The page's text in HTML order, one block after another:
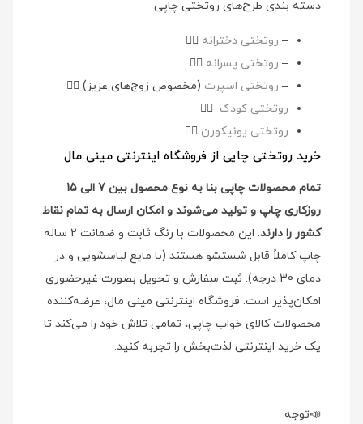
دسته بندی طرح‌های روتختی چاپی
– روتختی دخترانه 👉🏻
– روتختی پسرانه 👉🏻
– روتختی اسپرت (مخصوص زوج‌های عزیز) 👉🏻
روتختی کودک 👉🏻
روتختی یونیکورن 👉🏻
خرید روتختی چاپی از فروشگاه اینترنتی مینی مال
تمام محصولات چاپی بنا به نوع محصول بین 7 الی 15
روزکاری چاپ و تولید می‌شوند و امکان ارسال به تمام نقاط
کشور را دارند
. این محصولات با رنگ ثابت و ضمانت 2 ساله
چاپ کاملاً قابل شستشو هستند (با مایع لباسشویی و در
دمای 30 درجه). ثبت سفارش و تحویل بصورت غیرحضوری
امکان‌پذیر است. فروشگاه اینترنتی مینی مال، عرضه‌کننده
محصولات کالای خواب چاپی، تمامی تلاش خود را می‌کند تا
یک خرید اینترنتی لذت‌بخش را تجربه کنید.
📣توجه